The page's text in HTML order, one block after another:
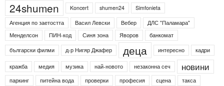
24shumen Koncert shumen24
Simfonieta
Агенция по заетостта
Васил Левски Вебер
ДЛС "Паламара"
Менделсон
ПИН-код Синя зона Яворов
банкомат
български филми
д-р Нигяр Джафер деца интересно кадри
кражба медия музика най-новото незаконна сеч новини
паркинг питейна вода проверки професия сцена такса